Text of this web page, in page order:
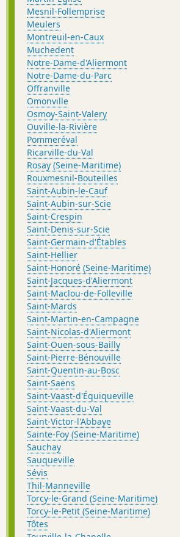
Mesnil-Follemprise
Meulers
Montreuil-en-Caux
Muchedent
Notre-Dame-d'Aliermont
Notre-Dame-du-Parc
Offranville
Omonville
Osmoy-Saint-Valery
Ouville-la-Rivière
Pommeréval
Ricarville-du-Val
Rosay (Seine-Maritime)
Rouxmesnil-Bouteilles
Saint-Aubin-le-Cauf
Saint-Aubin-sur-Scie
Saint-Crespin
Saint-Denis-sur-Scie
Saint-Germain-d'Étables
Saint-Hellier
Saint-Honoré (Seine-Maritime)
Saint-Jacques-d'Aliermont
Saint-Maclou-de-Folleville
Saint-Mards
Saint-Martin-en-Campagne
Saint-Nicolas-d'Aliermont
Saint-Ouen-sous-Bailly
Saint-Pierre-Bénouville
Saint-Quentin-au-Bosc
Saint-Saëns
Saint-Vaast-d'Équiqueville
Saint-Vaast-du-Val
Saint-Victor-l'Abbaye
Sainte-Foy (Seine-Maritime)
Sauchay
Sauqueville
Sévis
Thil-Manneville
Torcy-le-Grand (Seine-Maritime)
Torcy-le-Petit (Seine-Maritime)
Tôtes